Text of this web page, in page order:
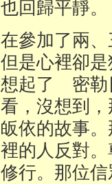
也回歸平靜。
在參加了兩
但是心裡卻
想起了 密勒
看，沒想到
皈依的故事
裡的人反對
修行。那位